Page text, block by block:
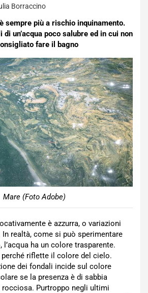
Borraccino
sempre più a rischio inquinamento.
un’acqua poco salubre ed in cui non
fare il bagno
Mare (Foto Adobe)
è azzurra, o variazioni
realtà, come si può sperimentare
l’acqua ha un colore trasparente.
perché riflette il colore del cielo.
dei fondali incide sul colore
se la presenza è di sabbia
rocciosa. Purtroppo negli ultimi